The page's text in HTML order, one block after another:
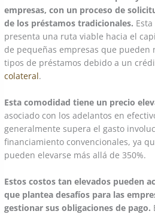
empresas, con un proceso de
de los préstamos tradicionales.
presenta una ruta viable hacia el
de pequeñas empresas que pueden
tipos de préstamos debido a un
colateral.
Esta comodidad tiene un precio
asociado con los adelantos en
generalmente supera el gasto
financiamiento convencionales, ya
pueden elevarse más allá de 350%.
Estos costos tan elevados pueden
que plantea desafíos para las
gestionar sus obligaciones de pago.